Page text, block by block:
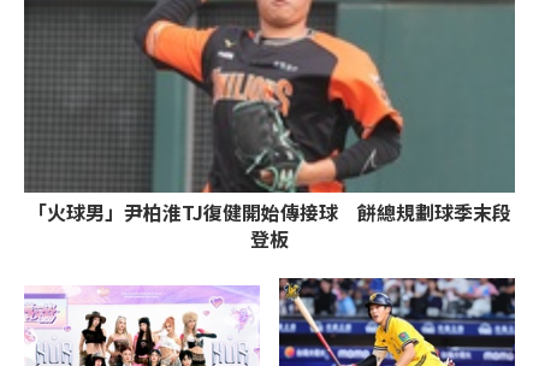
「火球男」尹柏淮TJ復健開始傳接球 餅總規劃球季末段
登板